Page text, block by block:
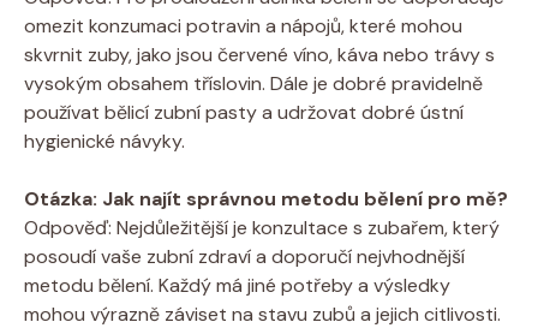
omezit konzumaci potravin a nápojů, které mohou
skvrnit zuby, jako jsou červené víno, káva nebo trávy s
vysokým obsahem tříslovin. Dále je dobré pravidelně
používat bělicí zubní pasty a udržovat dobré ústní
hygienické návyky.
Otázka: Jak najít správnou metodu bělení pro mě?
Odpověď: Nejdůležitější je konzultace s zubařem, který
posoudí vaše zubní zdraví a doporučí nejvhodnější
metodu bělení. Každý má jiné potřeby a výsledky
mohou výrazně záviset na stavu zubů a jejich citlivosti.